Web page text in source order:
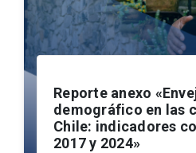
Reporte anexo
demográfico en las
Chile: indicadores
2017 y 2024»